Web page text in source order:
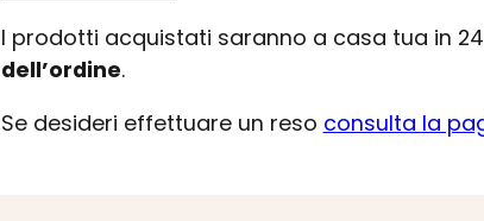
I prodotti acquistati saranno a casa tua in
dell’ordine.
Se desideri effettuare un reso consulta la